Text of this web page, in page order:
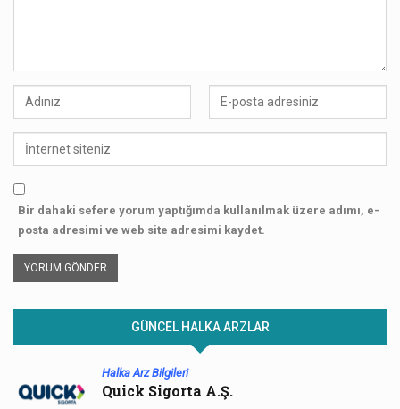
Bir dahaki sefere yorum yaptığımda kullanılmak üzere adımı, e-
posta adresimi ve web site adresimi kaydet.
GÜNCEL HALKA ARZLAR
Halka Arz Bilgileri
Quick Sigorta A.Ş.